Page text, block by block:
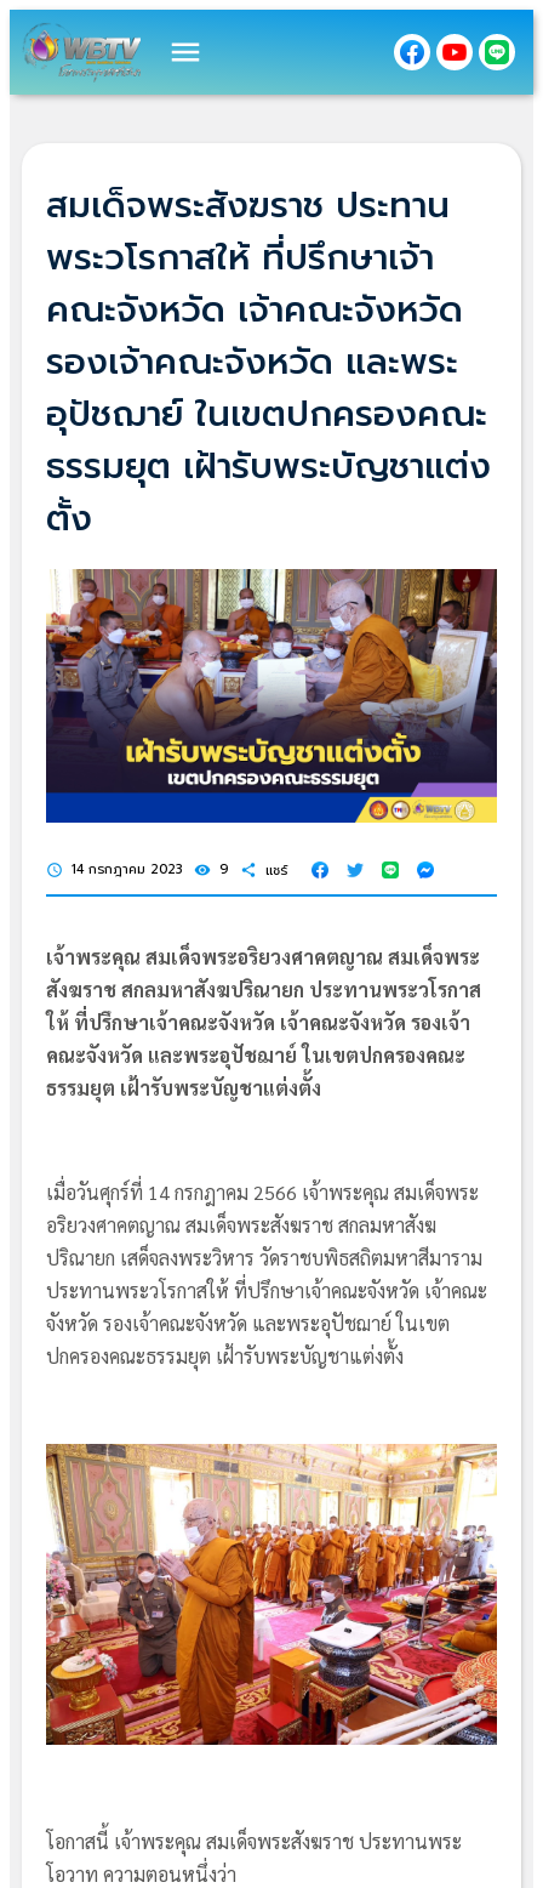
menu
สมเด็จพระสังฆราช ประทาน
พระวโรกาสให้ ที่ปรึกษาเจ้า
คณะจังหวัด เจ้าคณะจังหวัด
รองเจ้าคณะจังหวัด และพระ
อุปัชฌาย์ ในเขตปกครองคณะ
ธรรมยุต เฝ้ารับพระบัญชาแต่ง
ตั้ง
schedule 14 กรกฎาคม 2023 visibility 9 share แชร์
เจ้าพระคุณ สมเด็จพระอริยวงศาคตญาณ สมเด็จพระ
สังฆราช สกลมหาสังฆปริณายก ประทานพระวโรกาส
ให้ ที่ปรึกษาเจ้าคณะจังหวัด เจ้าคณะจังหวัด รองเจ้า
คณะจังหวัด และพระอุปัชฌาย์ ในเขตปกครองคณะ
ธรรมยุต เฝ้ารับพระบัญชาแต่งตั้ง
เมื่อวันศุกร์ที่ 14 กรกฎาคม 2566 เจ้าพระคุณ สมเด็จพระ
อริยวงศาคตญาณ สมเด็จพระสังฆราช สกลมหาสังฆ
ปริณายก เสด็จลงพระวิหาร วัดราชบพิธสถิตมหาสีมาราม
ประทานพระวโรกาสให้ ที่ปรึกษาเจ้าคณะจังหวัด เจ้าคณะ
จังหวัด รองเจ้าคณะจังหวัด และพระอุปัชฌาย์ ในเขต
ปกครองคณะธรรมยุต เฝ้ารับพระบัญชาแต่งตั้ง
โอกาสนี้ เจ้าพระคุณ สมเด็จพระสังฆราช ประทานพระ
โอวาท ความตอนหนึ่งว่า